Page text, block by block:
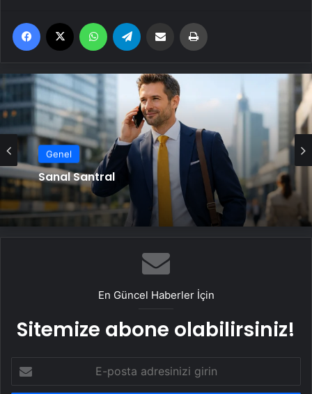
Facebook WhatsApp Email'den paylaş
Genel
Genel
Serjoy : Dijital Medya Ajansı, Google
Reklam Ajansı, SEO Ajansı ve Web
Tasarım Ajansı
En Güncel Haberler İçin
Sitemize abone olabilirsiniz!
posta